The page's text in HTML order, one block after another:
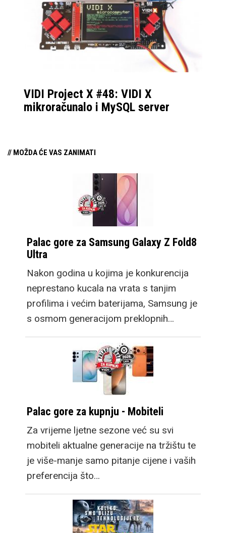
omogućuju velike
uštede.
VIDI Project X #48: VIDI X
mikroračunalo i MySQL server
// MOŽDA ĆE VAS ZANIMATI
Palac gore za Samsung Galaxy Z Fold8
Ultra
Nakon godina u kojima je konkurencija
neprestano kucala na vrata s tanjim
profilima i većim baterijama, Samsung je
s osmom generacijom preklopnih…
Palac gore za kupnju - Mobiteli
Za vrijeme ljetne sezone već su svi
mobiteli aktualne generacije na tržištu te
je više-manje samo pitanje cijene i vaših
preferencija što…